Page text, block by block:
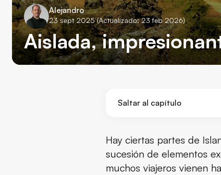
Alejandro
23 sept 2025(Actualizado: 23 feb 2026)
Aislada,
Saltar al capítulo
Qué ver y hacer en la
Hay ciertas partes de
sucesión de elementos
muchos viajeros vienen